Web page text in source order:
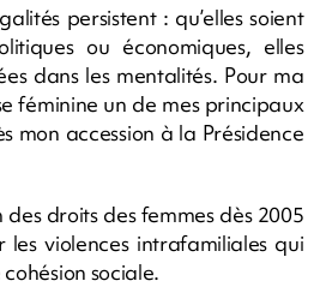
persistent : qu’elles soient
ou économiques, elles
dans les mentalités. Pour ma
féminine un de mes principaux
mon accession à la Présidence
droits des femmes dès 2005
les violences intrafamiliales qui
sociale.